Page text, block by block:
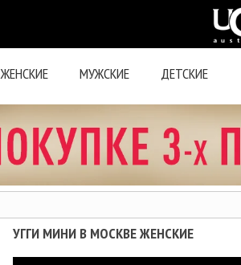
ЖЕНСКИЕ МУЖСКИЕ ДЕТСКИЕ
УГГИ МИНИ В МОСКВЕ ЖЕНСКИЕ